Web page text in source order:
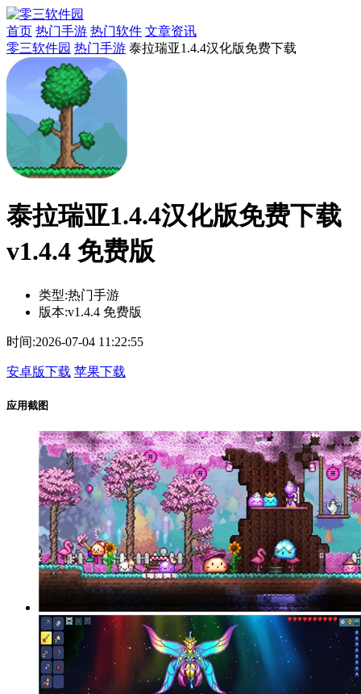
首页 热门手游 热门软件 文章资讯
零三软件园 热门手游 泰拉瑞亚1.4.4汉化版免费下载
泰拉瑞亚1.4.4汉化版免费下载
v1.4.4 免费版
类型:热门手游
版本:v1.4.4 免费版
时间:2026-07-04 11:22:55
安卓版下载 苹果下载
应用截图